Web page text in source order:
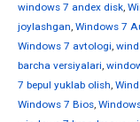
windows 7 andex disk,
joylashgan, Windows 7
Windows 7 avtologi,
barcha versiyalari,
7 bepul yuklab olish,
Windows 7 Bios,